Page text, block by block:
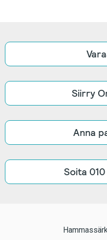
Siirry
Anna
Soita